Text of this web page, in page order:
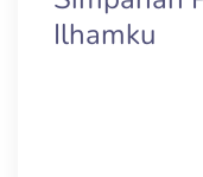
Ilhamku